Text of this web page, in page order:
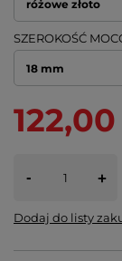
różowe złoto
SZEROKOŚĆ
18 mm
122,00
- +
Dodaj do listy